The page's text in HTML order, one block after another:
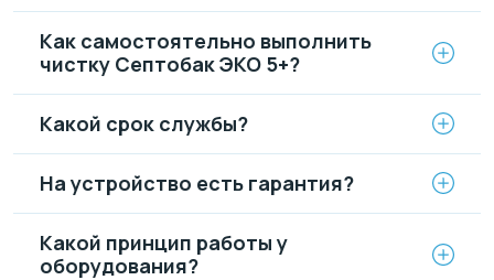
Как самостоятельно выполнить
чистку Септобак ЭКО 5+?
Какой срок службы?
На устройство есть гарантия?
Какой принцип работы у
оборудования?